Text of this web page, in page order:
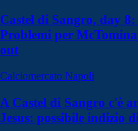
Castel di Sangro, day
Problemi per
out
Calciomercato Napoli
A Castel di Sangro c'è
Jesus: possibile indizio